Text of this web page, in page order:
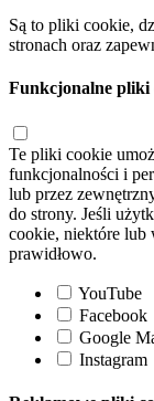
Są to pliki cookie,
stronach oraz
Funkcjonalne pliki
Te pliki cookie
funkcjonalności i
lub przez
do strony. Jeśli
cookie, niektóre lub
prawidłowo.
YouTube
Facebook
Google
Instagram